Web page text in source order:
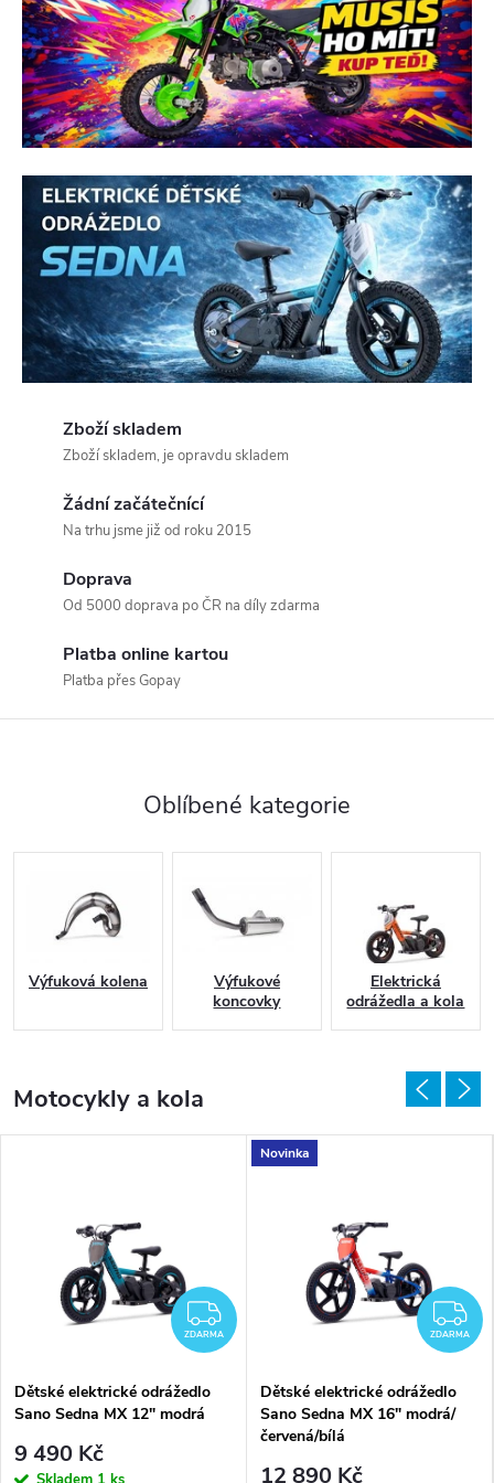
o
n
á
s
Zboží skladem
Zboží skladem, je opravdu skladem
Žádní začátečnící
Na trhu jsme již od roku 2015
Doprava
Od 5000 doprava po ČR na díly zdarma
Platba online kartou
Platba přes Gopay
Oblíbené kategorie
Výfuková kolena
Výfukové
koncovky
Elektrická
odrážedla a kola
Motocykly a kola
ZDARMA
ZDARMA
Dětské elektrické odrážedlo
Sano Sedna MX 12" modrá
9 490 Kč
Novinka
ZDARMA
Dětské elektrické odrážedlo
Sano Sedna MX 16" modrá/
červená/bílá
12 890 Kč